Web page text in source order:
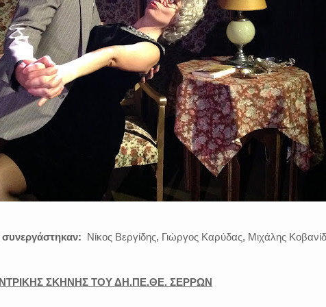
Νίκος Βεργίδης, Γιώργος Καρύδας, Μιχάλης
ΣΚΗΝΗΣ ΤΟΥ ΔΗ.ΠΕ.ΘΕ. ΣΕΡΡΩΝ